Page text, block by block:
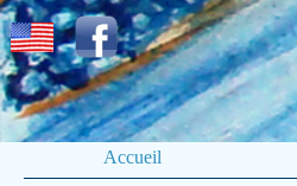
Accueil